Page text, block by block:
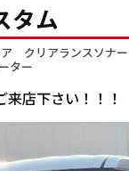
タム
ア クリアランスソ
ター
店下さい！！！